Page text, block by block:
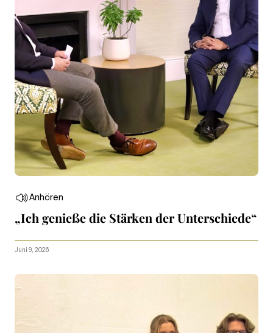
Anhören
„Ich genieße die Stärken der Unterschiede“
Juni 9, 2026